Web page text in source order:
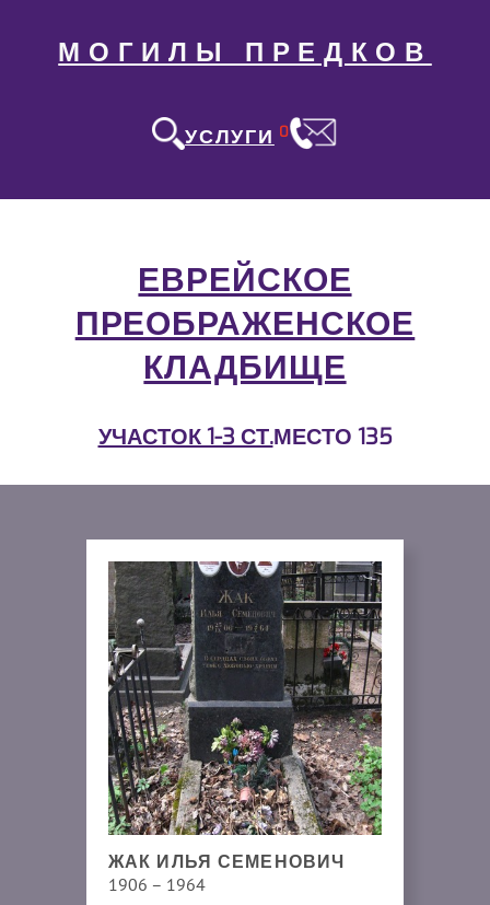
МОГИЛЫ ПРЕДКОВ
УСЛУГИ 0
ЕВРЕЙСКОЕ
ПРЕОБРАЖЕНСКОЕ
КЛАДБИЩЕ
УЧАСТОК 1-3 СТ.МЕСТО 135
ЖАК ИЛЬЯ СЕМЕНОВИЧ
1906 – 1964